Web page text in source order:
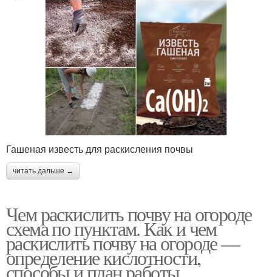
Гашеная известь для раскисления почвы
читать дальше →
Чем раскислить почву на огороде
схема по пунктам. Как и чем
раскислить почву на огороде —
определение кислотности,